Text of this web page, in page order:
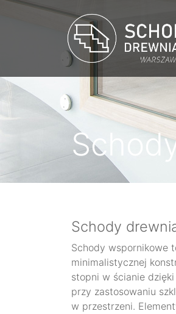
Schody
Schody wspornikowe
minimalistycznej
stopni w ścianie
przy zastosowaniu
w przestrzeni.